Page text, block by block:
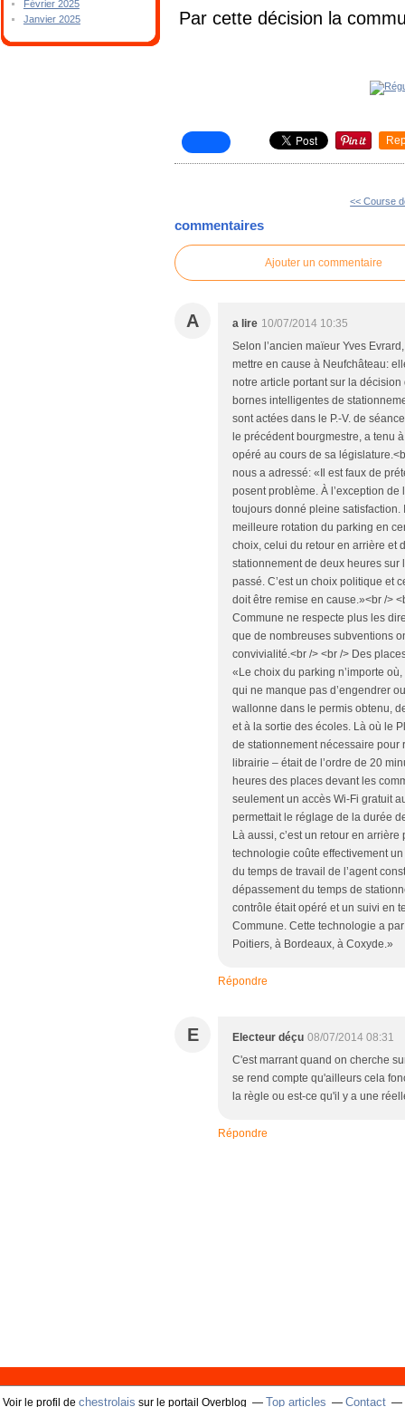
Février 2025
Janvier 2025
Par cette décision la
<< Course
commentaires
Ajouter un commentaire
A a lire 10/07/2014 10:35
Selon l’ancien maïeur Yves
mettre en cause à Neufchâteau:
notre article portant sur la
bornes intelligentes de
sont actées dans le P.-V. de
le précédent bourgmestre, a tenu
opéré au cours de sa
nous a adressé: «Il est faux de
posent problème. À l’exception de
toujours donné pleine satisfaction.
meilleure rotation du parking en
choix, celui du retour en arrière et
stationnement de deux heures sur
passé. C’est un choix politique et
doit être remise en cause.»<br />
Commune ne respecte plus les
que de nombreuses subventions
convivialité.<br /> <br /> Des
«Le choix du parking n’importe
qui ne manque pas d’engendrer
wallonne dans le permis obtenu,
et à la sortie des écoles. Là où le
de stationnement nécessaire
librairie – était de l’ordre de 20
heures des places devant les
seulement un accès Wi-Fi gratuit
permettait le réglage de la durée
Là aussi, c’est un retour en
technologie coûte effectivement
du temps de travail de l’agent
dépassement du temps de
contrôle était opéré et un suivi en
Commune. Cette technologie a
Poitiers, à Bordeaux, à Coxyde.»
Répondre
E Electeur déçu 08/07/2014 08:31
C'est marrant quand on cherche
se rend compte qu'ailleurs cela
la règle ou est-ce qu'il y a une
Répondre
Voir le profil de chestrolais sur le portail Overblog Top articles Contact